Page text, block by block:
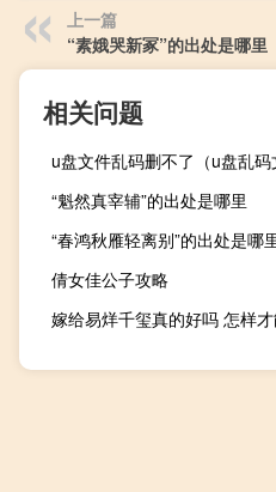
上一篇
“素娥哭新冢”的出处是哪里
相关问题
u盘文件乱码删不了（u盘乱码
“魁然真宰辅”的出处是哪里
“春鸿秋雁轻离别”的出处是哪
倩女佳公子攻略
嫁给易烊千玺真的好吗 怎样